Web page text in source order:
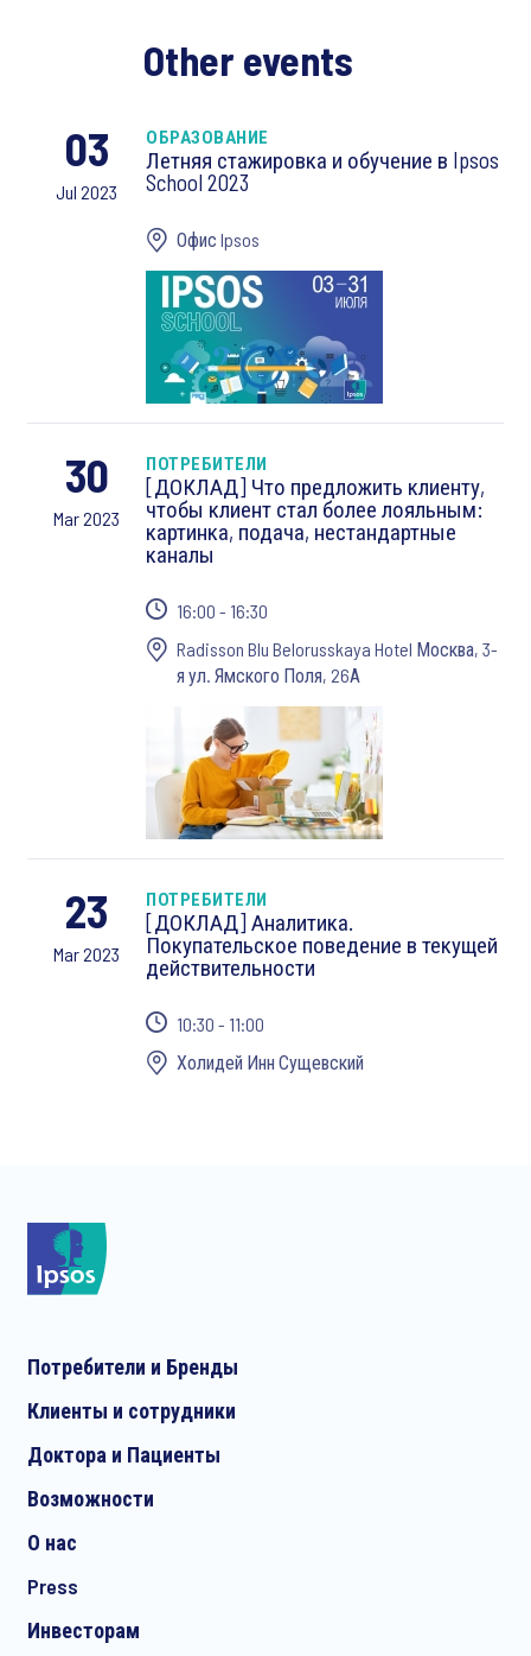
Other events
03
Jul 2023
ОБРАЗОВАНИЕ
Летняя стажировка и обучение в Ipsos
School 2023
Офис Ipsos
30
Mar 2023
ПОТРЕБИТЕЛИ
[ДОКЛАД] Что предложить клиенту,
чтобы клиент стал более лояльным:
картинка, подача, нестандартные
каналы
16:00 - 16:30
Radisson Blu Belorusskaya Hotel Москва, 3-
я ул. Ямского Поля, 26А
23
Mar 2023
ПОТРЕБИТЕЛИ
[ДОКЛАД] Аналитика.
Покупательское поведение в текущей
действительности
10:30 - 11:00
Холидей Инн Сущевский
Потребители и Бренды
Клиенты и сотрудники
Доктора и Пациенты
Возможности
О нас
Press
Инвесторам